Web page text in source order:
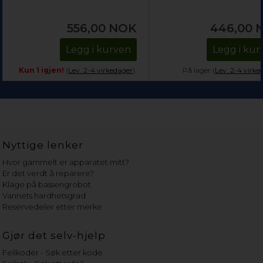
556,00 NOK
Legg i kurven
Kun 1 igjen! (Lev. 2-4 virkedager).
446,00
Legg i
På lager (Lev. 2-4
Nyttige lenker
Hvor gammelt er apparatet mitt?
Er det verdt å reparere?
Klage på bassengrobot
Vannets hardhetsgrad
Reservedeler etter merke
Gjør det selv-hjelp
Feilkoder - Søk etter kode